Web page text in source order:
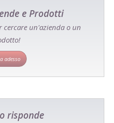
e Prodotti
cercare un'azienda o un
adesso
risponde